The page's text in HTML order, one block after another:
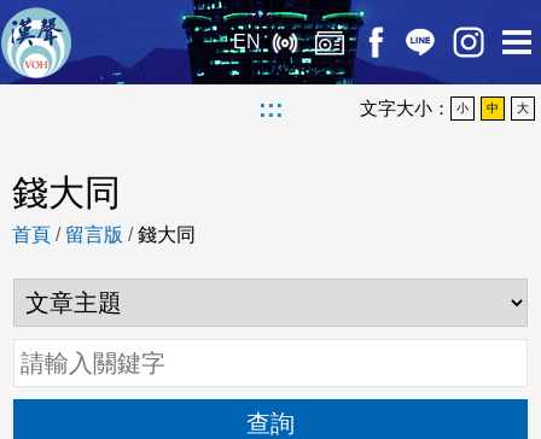
EN
::: 文字大小： 小 中 大
錢大同
首頁 / 留言版 /錢大同
查詢